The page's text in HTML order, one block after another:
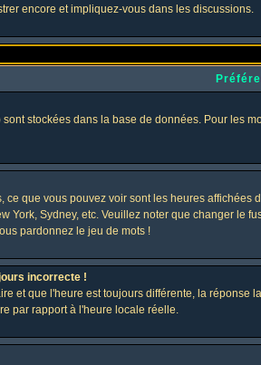
encore et impliquez-vous dans les discussions.
stockées dans la base de données. Pour les
ce que vous pouvez voir sont les heures
York, Sydney, etc. Veuillez noter que changer
pardonnez le jeu de mots !
incorrecte !
et que l'heure est toujours différente, la
par rapport à l'heure locale réelle.